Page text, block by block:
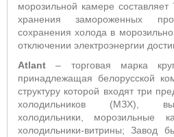
морозильной камере составляет
хранения замороженных
сохранения холода в
отключении электроэнергии
Atlant – торговая марка
принадлежащая белорусской
структуру которой входят три
холодильников (МЗХ),
холодильники, морозильные
холодильники-витрины; Завод